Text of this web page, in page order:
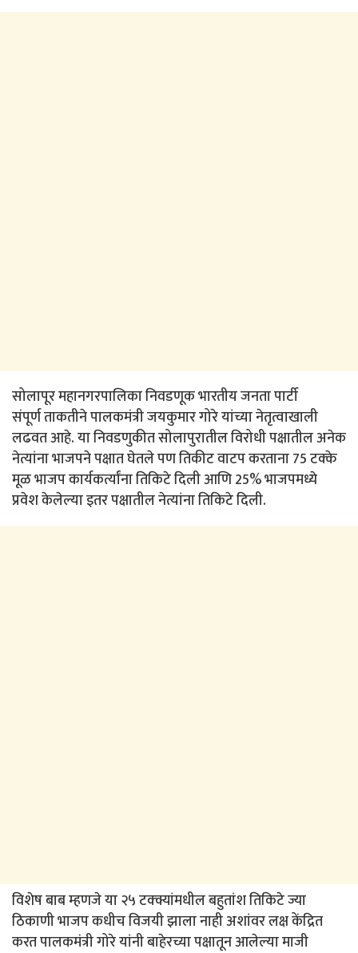
सोलापूर महानगरपालिका निवडणूक भारतीय जनता पार्टी
संपूर्ण ताकतीने पालकमंत्री जयकुमार गोरे यांच्या नेतृत्वाखाली
लढवत आहे. या निवडणुकीत सोलापुरातील विरोधी पक्षातील अनेक
नेत्यांना भाजपने पक्षात घेतले पण तिकीट वाटप करताना 75 टक्के
मूळ भाजप कार्यकर्त्यांना तिकिटे दिली आणि 25% भाजपमध्ये
प्रवेश केलेल्या इतर पक्षातील नेत्यांना तिकिटे दिली.
विशेष बाब म्हणजे या २५ टक्क्यांमधील बहुतांश तिकिटे ज्या
ठिकाणी भाजप कधीच विजयी झाला नाही अशांवर लक्ष केंद्रित
करत पालकमंत्री गोरे यांनी बाहेरच्या पक्षातून आलेल्या माजी